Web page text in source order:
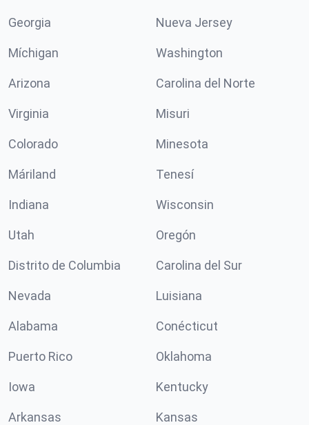
Georgia Nueva Jersey
Míchigan Washington
Arizona Carolina del Norte
Virginia Misuri
Colorado Minesota
Máriland Tenesí
Indiana Wisconsin
Utah Oregón
Distrito de Columbia Carolina del Sur
Nevada Luisiana
Alabama Conécticut
Puerto Rico Oklahoma
Iowa Kentucky
Arkansas Kansas